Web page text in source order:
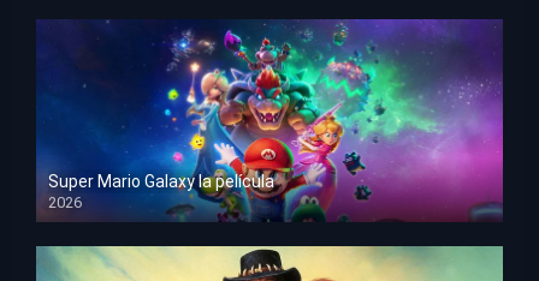
Super Mario Galaxy la película
2026
HD 1080p